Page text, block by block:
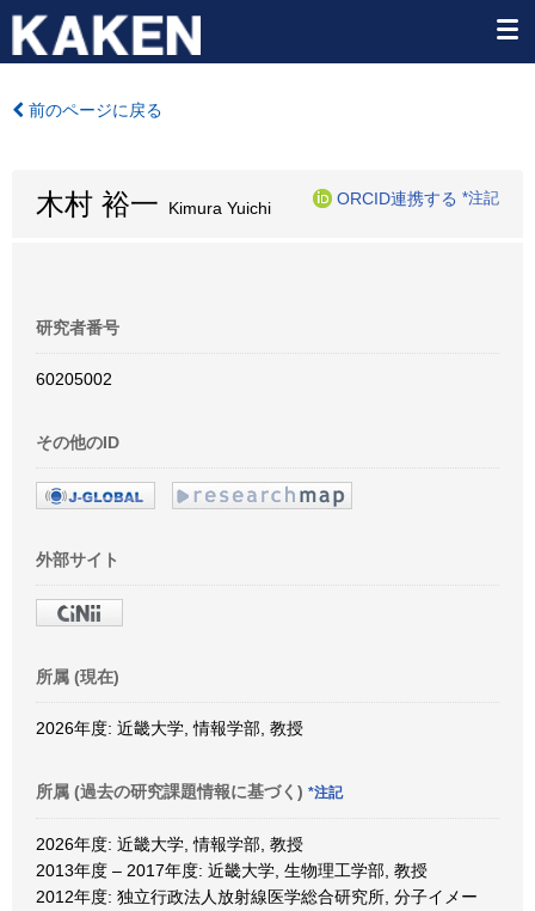
前のページに戻る
木村 裕一 Kimura Yuichi
ORCID連携する *注記
研究者番号
60205002
その他のID
外部サイト
所属 (現在)
2026年度: 近畿大学, 情報学部, 教授
所属 (過去の研究課題情報に基づく) *注記
2026年度: 近畿大学, 情報学部, 教授
2013年度 – 2017年度: 近畿大学, 生物理工学部, 教授
2012年度: 独立行政法人放射線医学総合研究所, 分子イメー